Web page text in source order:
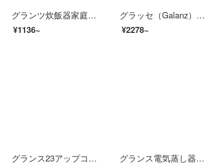
グランツ炊飯器家庭用多機能5リットルミニ炊飯器簡単操作黒晶内胆A 701 T-50 Y 26
¥1136~
グラッセ（Galanz）手持料理棒多機能補食機ミキサー肉挽き器電動打卵器ジューサーステンレス刀ヘッドWJ 2003黒
¥2278~
グランス23アップコンバート1級機能電子レンジ光波炉スマートメニューG 90 F 23 MN 3 XLVN-A 7（TM）
グランス電気蒸し器オーブン一体機家庭用デスクトップ大容量多機能電気スチーム焙煎炉蒸し焼き一体機ホワイト